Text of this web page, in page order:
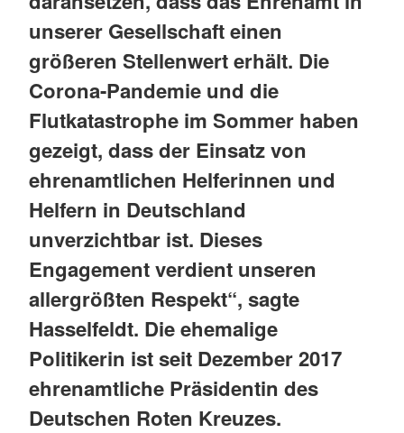
unserer Gesellschaft einen
größeren Stellenwert erhält. Die
Corona-Pandemie und die
Flutkatastrophe im Sommer haben
gezeigt, dass der Einsatz von
ehrenamtlichen Helferinnen und
Helfern in Deutschland
unverzichtbar ist. Dieses
Engagement verdient unseren
allergrößten Respekt“, sagte
Hasselfeldt. Die ehemalige
Politikerin ist seit Dezember 2017
ehrenamtliche Präsidentin des
Deutschen Roten Kreuzes.